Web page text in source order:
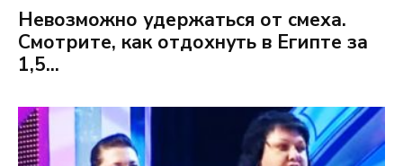
Невозможно удержаться от смеха.
Смотрите, как отдохнуть в Египте за
1,5...